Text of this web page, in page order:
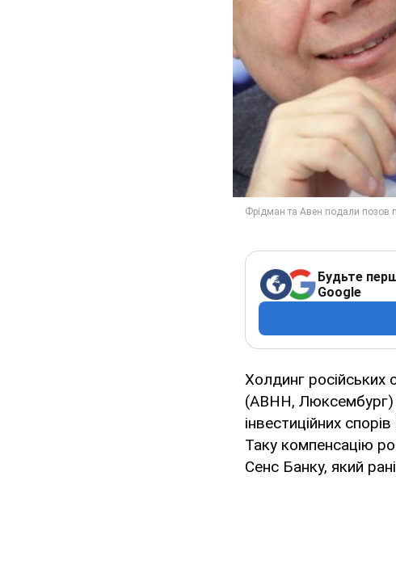
Будьте
Google
Холдинг російських
(АВНН, Люксембург)
інвестиційних
Таку компенсацію
Сенс Банку, який